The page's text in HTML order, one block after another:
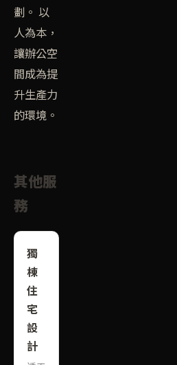
劃。 以
人為本，
讓辦公空
間成為提
升生產力
的環境。
其他服
務
獨
棟
住
宅
設
計